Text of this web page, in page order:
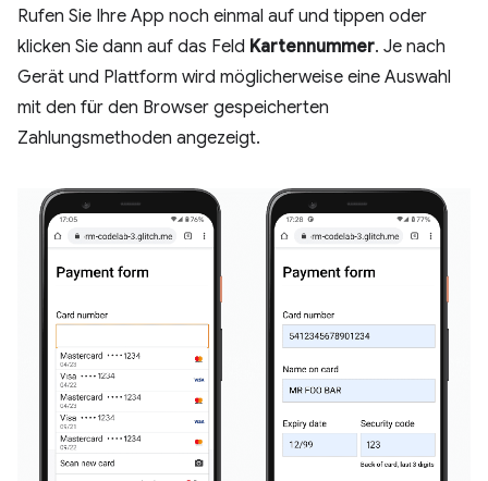
Rufen Sie Ihre App noch einmal auf und tippen oder
klicken Sie dann auf das Feld Kartennummer. Je nach
Gerät und Plattform wird möglicherweise eine Auswahl
mit den für den Browser gespeicherten
Zahlungsmethoden angezeigt.